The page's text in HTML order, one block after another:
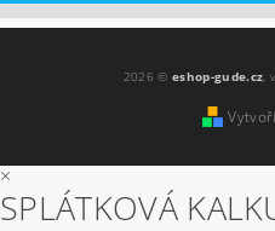
2026 ©eshop-gude.cz,
×
SPLÁTKOVÁ